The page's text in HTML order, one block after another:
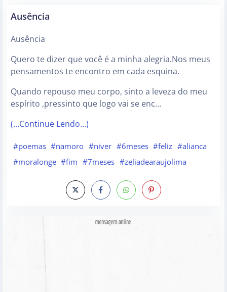
Ausência
Ausência
Quero te dizer que você é a minha alegria.Nos meus
pensamentos te encontro em cada esquina.
Quando repouso meu corpo, sinto a leveza do meu
espírito ,pressinto que logo vai se enc…
(…Continue Lendo…)
#poemas #namoro #niver #6meses #feliz #alianca
#moralonge #fim #7meses #zeliadearaujolima